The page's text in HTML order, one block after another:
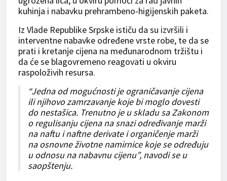
kuhinja i nabavku prehrambeno-higijenskih paketa.
Iz Vlade Republike Srpske ističu da su izvršili i
interventne nabavke određene vrste robe, te da se
prati i kretanje cijena na međunarodnom tržištu i
da će se blagovremeno reagovati u okviru
raspoloživih resursa.
“Jedna od mogućnosti je ograničavanje cijena
ili njihovo zamrzavanje koje bi moglo dovesti
do nestašica. Trenutno je u skladu sa Zakonom
o regulisanju cijena na snazi određivanje marži
na naftu i naftne derivate i organičenje marži
na osnovne životne namirnice koje se određuju
u odnosu na nabavnu cijenu”, navodi se u
saopštenju.